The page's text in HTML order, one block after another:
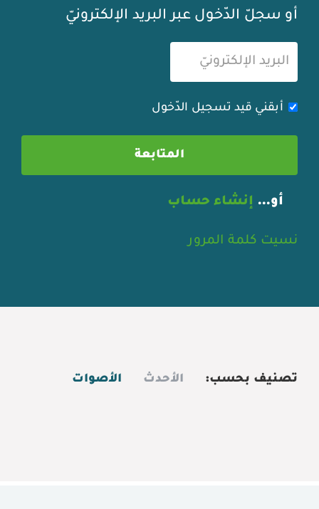
أو سجلّ الدّخول عبر البريد الإلكترونيّ
أبقني قيد تسجيل الدّخول
أو… إنشاء حساب
نسيت كلمة المرور
تصنيف بحسب: الأحدث الأصوات